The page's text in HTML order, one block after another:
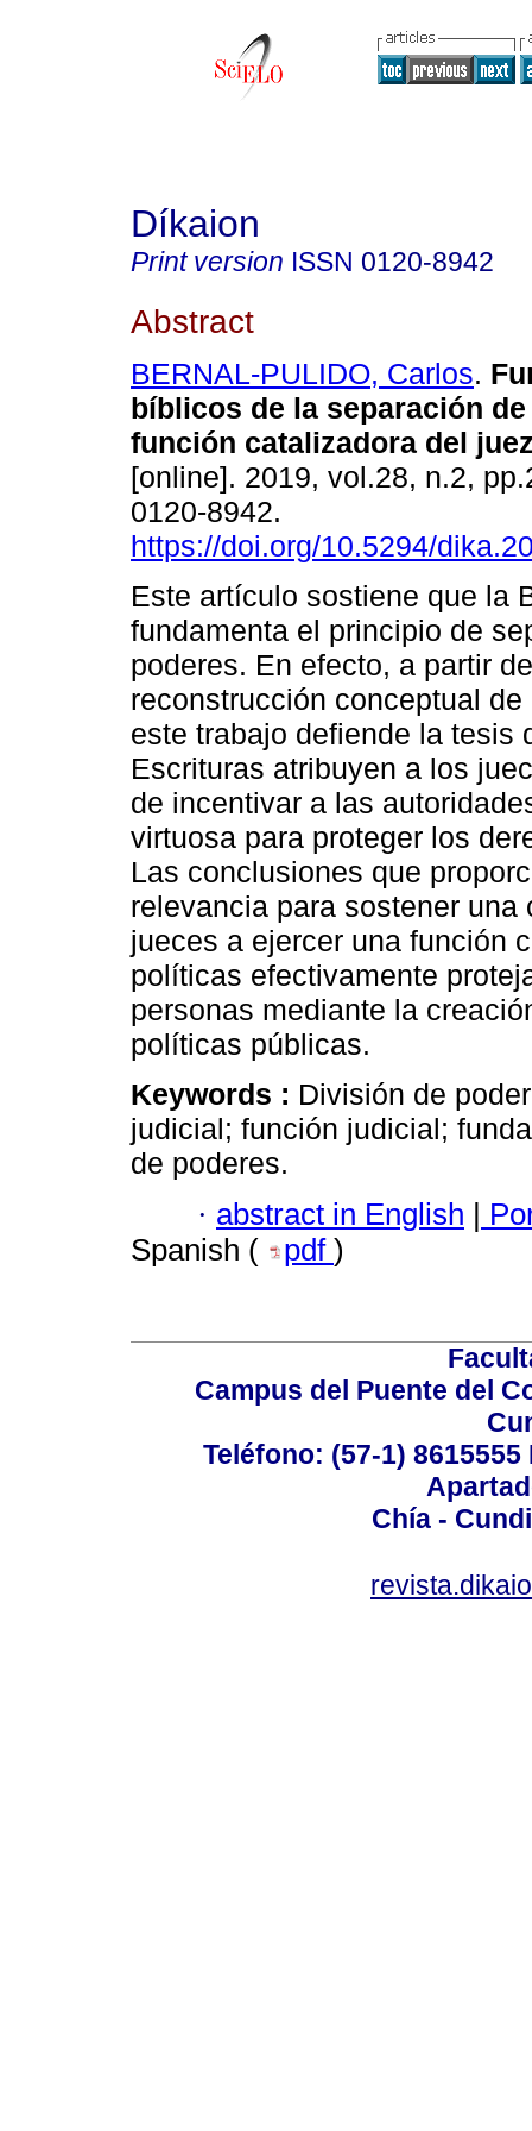
Díkaion
Print version ISSN 0120-8942
Abstract
BERNAL-PULIDO, Carlos.
bíblicos de la separación
función catalizadora del
[online]. 2019, vol.28, n.2,
0120-8942.
https://doi.org/10.5294/
Este artículo sostiene que la
fundamenta el principio de
poderes. En efecto, a partir
reconstrucción conceptual
este trabajo defiende la tesis
Escrituras atribuyen a los
de incentivar a las
virtuosa para proteger los
Las conclusiones que
relevancia para sostener
jueces a ejercer una función
políticas efectivamente
personas mediante la
políticas públicas.
Keywords : División de
judicial; función judicial;
de poderes.
· abstract in English |
Spanish (
pdf )
Campus del Puente del
Teléfono: (57-1)
Chía -